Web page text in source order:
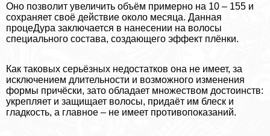
Оно позволит увеличить объём примерно на 10 – 155 и
сохраняет своё действие около месяца. Данная
процеДypa заключается в нанесении на волосы
специального состава, создающего эффект плёнки.
Как таковых серьёзных недостатков она не имеет, за
исключением длительности и возможного изменения
формы причёски, зато обладает множеством достоинств:
укрепляет и защищает волосы, придаёт им блеск и
гладкость, а главное – не имеет противопоказаний.